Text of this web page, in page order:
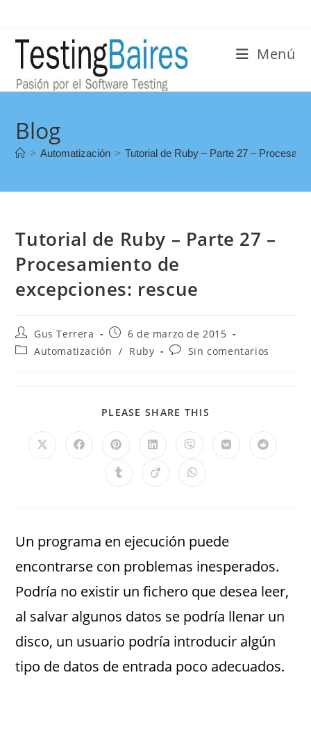
Menú
Blog
> Automatización > Tutorial de Ruby – Parte 27 –
Tutorial de Ruby – Parte 27 –
Procesamiento de
excepciones: rescue
Gus Terrera
6 de marzo de 2015
Automatización / Ruby Sin comentarios
PLEASE SHARE THIS
Un programa en ejecución puede
encontrarse con problemas inesperados.
Podría no existir un fichero que desea leer,
al salvar algunos datos se podría llenar un
disco, un usuario podría introducir algún
tipo de datos de entrada poco adecuados.